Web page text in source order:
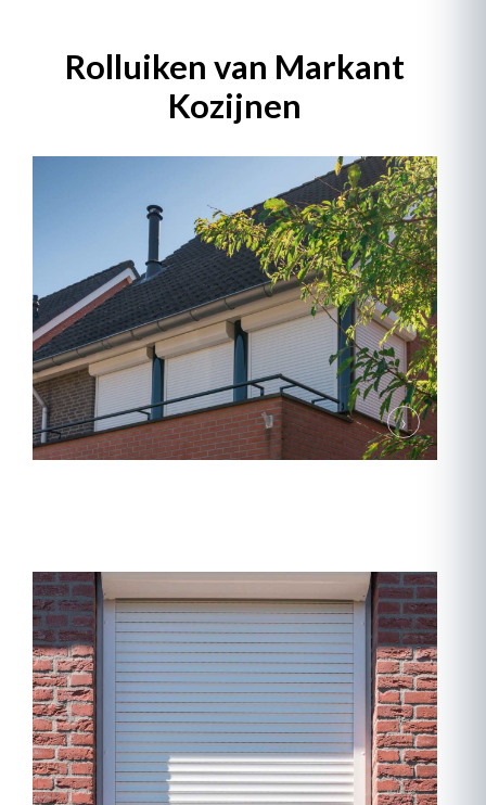
Rolluiken van Markant
Kozijnen